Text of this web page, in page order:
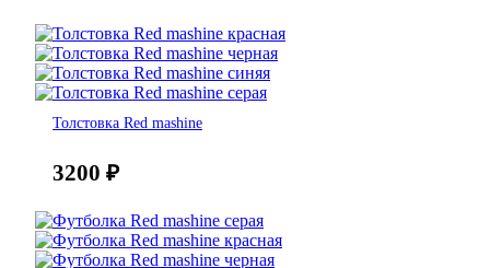
Толстовка Red mashine
3200 ₽